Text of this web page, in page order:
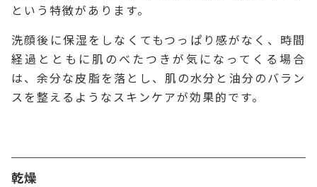
という特徴があります。
洗顔後に保湿をしなくてもつっぱり感がなく、時間
経過とともに肌のべたつきが気になってくる場合
は、余分な皮脂を落とし、肌の水分と油分のバラン
スを整えるようなスキンケアが効果的です。
乾燥